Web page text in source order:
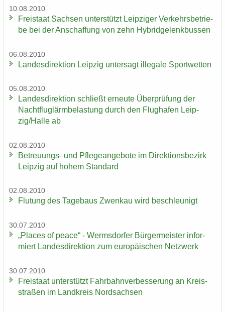
10.08.2010
Frei­staat Sach­sen un­ter­stützt Leip­zi­ger Ver­kehrs­be­trie­
be bei der An­schaf­fung von zehn Hy­brid­ge­lenk­bus­sen
06.08.2010
Lan­des­di­rek­ti­on Leip­zig un­ter­sagt il­le­ga­le Sport­wet­ten
05.08.2010
Lan­des­di­rek­ti­on schließt er­neu­te Über­prü­fung der
Nacht­flug­lärm­be­las­tung durch den Flug­ha­fen Leip­
zig/Halle ab
02.08.2010
Betreuungs-​ und Pfle­ge­an­ge­bo­te im Di­rek­ti­ons­be­zirk
Leip­zig auf hohem Stan­dard
02.08.2010
Flu­tung des Ta­ge­baus Zwenkau wird be­schleu­nigt
30.07.2010
„Places of peace“ - Werms­dor­fer Bür­ger­meis­ter in­for­
miert Lan­des­di­rek­ti­on zum eu­ro­päi­schen Netz­werk
30.07.2010
Frei­staat un­ter­stützt Fahr­bahn­ver­bes­se­rung an Kreis­
stra­ßen im Land­kreis Nord­sach­sen